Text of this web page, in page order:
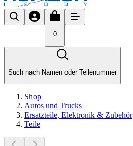
0
Such nach Namen oder Teilenummer
Shop
Autos und Trucks
Ersatzteile, Elektronik & Zubehör
Teile